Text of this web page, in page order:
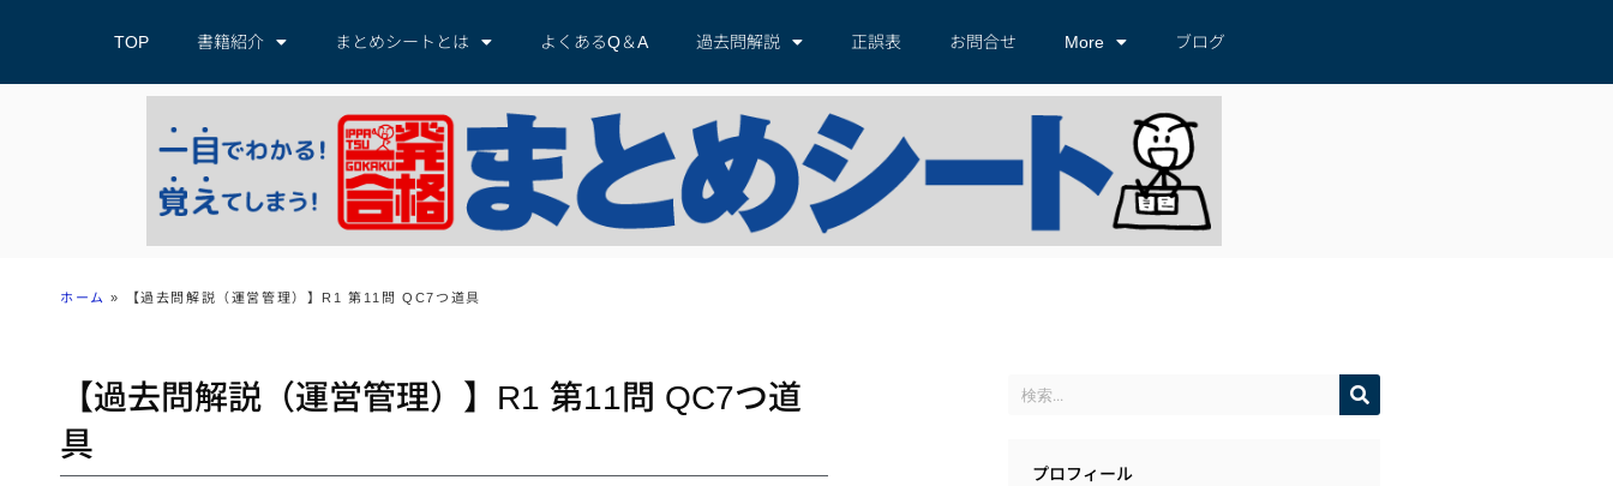
TOP 書籍紹介 まとめシートとは よくあるQ＆A 過去問解説 正誤表 お問合せ More ブログ
ホーム » 【過去問解説（運営管理）】R1 第11問 QC7つ道具
【過去問解説（運営管理）】R1 第11問 QC7つ道
具
プロフィール